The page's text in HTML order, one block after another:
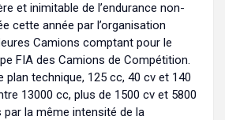
et inimitable de l’endurance non-
cette année par l’organisation
Camions comptant pour le
FIA des Camions de Compétition.
plan technique, 125 cc, 40 cv et 140
13000 cc, plus de 1500 cv et 5800
par la même intensité de la